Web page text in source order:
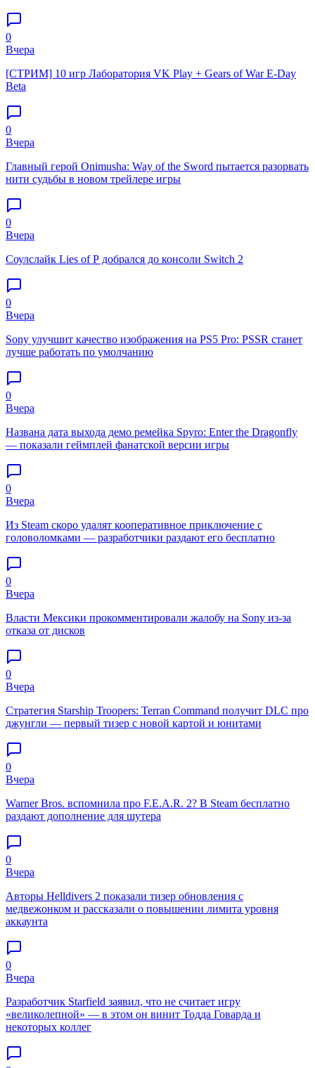
0
Вчера
[СТРИМ] 10 игр Лаборатория VK Play + Gears of War E-Day
Beta
0
Вчера
Главный герой Onimusha: Way of the Sword пытается разорвать
нити судьбы в новом трейлере игры
0
Вчера
Соулслайк Lies of P добрался до консоли Switch 2
0
Вчера
Sony улучшит качество изображения на PS5 Pro: PSSR станет
лучше работать по умолчанию
0
Вчера
Названа дата выхода демо ремейка Spyro: Enter the Dragonfly
— показали геймплей фанатской версии игры
0
Вчера
Из Steam скоро удалят кооперативное приключение с
головоломками — разработчики раздают его бесплатно
0
Вчера
Власти Мексики прокомментировали жалобу на Sony из-за
отказа от дисков
0
Вчера
Стратегия Starship Troopers: Terran Command получит DLC про
джунгли — первый тизер с новой картой и юнитами
0
Вчера
Warner Bros. вспомнила про F.E.A.R. 2? В Steam бесплатно
раздают дополнение для шутера
0
Вчера
Авторы Helldivers 2 показали тизер обновления с
медвежонком и рассказали о повышении лимита уровня
аккаунта
0
Вчера
Разработчик Starfield заявил, что не считает игру
«великолепной» — в этом он винит Тодда Говарда и
некоторых коллег